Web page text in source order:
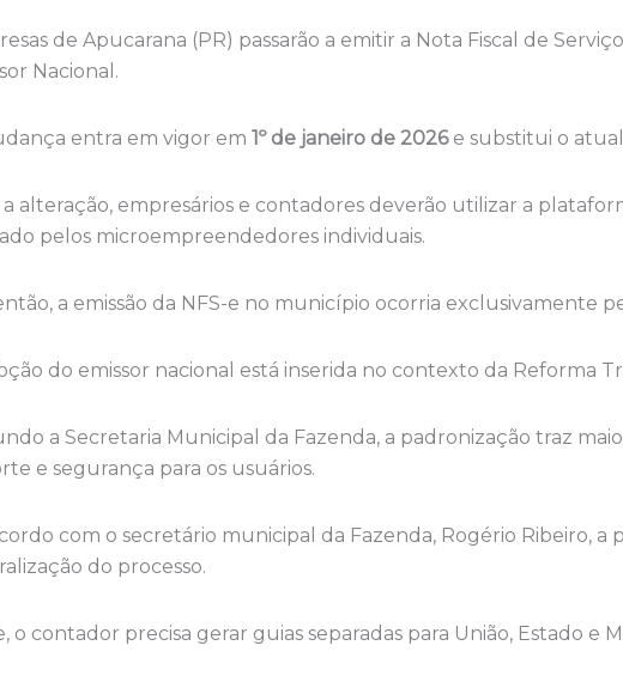
de Apucarana (PR) passarão a emitir a Nota Fiscal de
Nacional.
entra em vigor em 1º de janeiro de 2026e substitui o atual
a alteração, empresários e contadores deverão utilizar a
pelos microempreendedores individuais.
a emissão da NFS-e no município ocorria exclusivamente
do emissor nacional está inserida no contexto da Reforma
a Secretaria Municipal da Fazenda, a padronização traz
e segurança para os usuários.
com o secretário municipal da Fazenda, Rogério Ribeiro,
do processo.
o contador precisa gerar guias separadas para União, Estado e